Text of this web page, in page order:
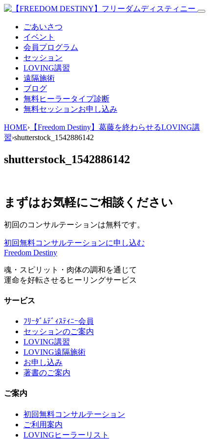
ごあいさつ
イベント
会員プログラム
セッション
LOVING講習
遠隔施術
ブログ
無料ヒーラータイプ診断
無料セッションお申し込み
HOME› 【Freedom Destiny】葛藤を終わらせるLOVING講
習›shutterstock_1542886142
shutterstock_1542886142
まずはお気軽にご相談ください
初回のコンサルテーションは無料です。
初回無料コンサルテーションに申し込む
Freedom Destiny
魂・スピリット・肉体の調和を通じて
運命を好転させるヒーリングサービス
サービス
ﾌﾘｰﾀﾞﾑﾃﾞｨｽﾃｨﾆｰ会員
セッションのご案内
LOVING講習
LOVING遠隔施術
お申し込み
著書のご案内
ご案内
初回無料コンサルテーション
ご利用案内
LOVINGヒーラーリスト